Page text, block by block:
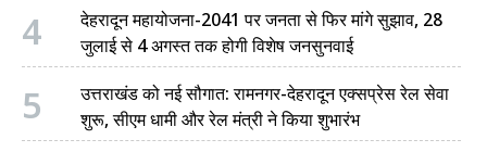
4
देहरादून महायोजना-2041 पर जनता से फिर मांगे सुझाव, 28
जुलाई से 4 अगस्त तक होगी विशेष जनसुनवाई
5
उत्तराखंड को नई सौगात: रामनगर-देहरादून एक्सप्रेस रेल सेवा
शुरू, सीएम धामी और रेल मंत्री ने किया शुभारंभ